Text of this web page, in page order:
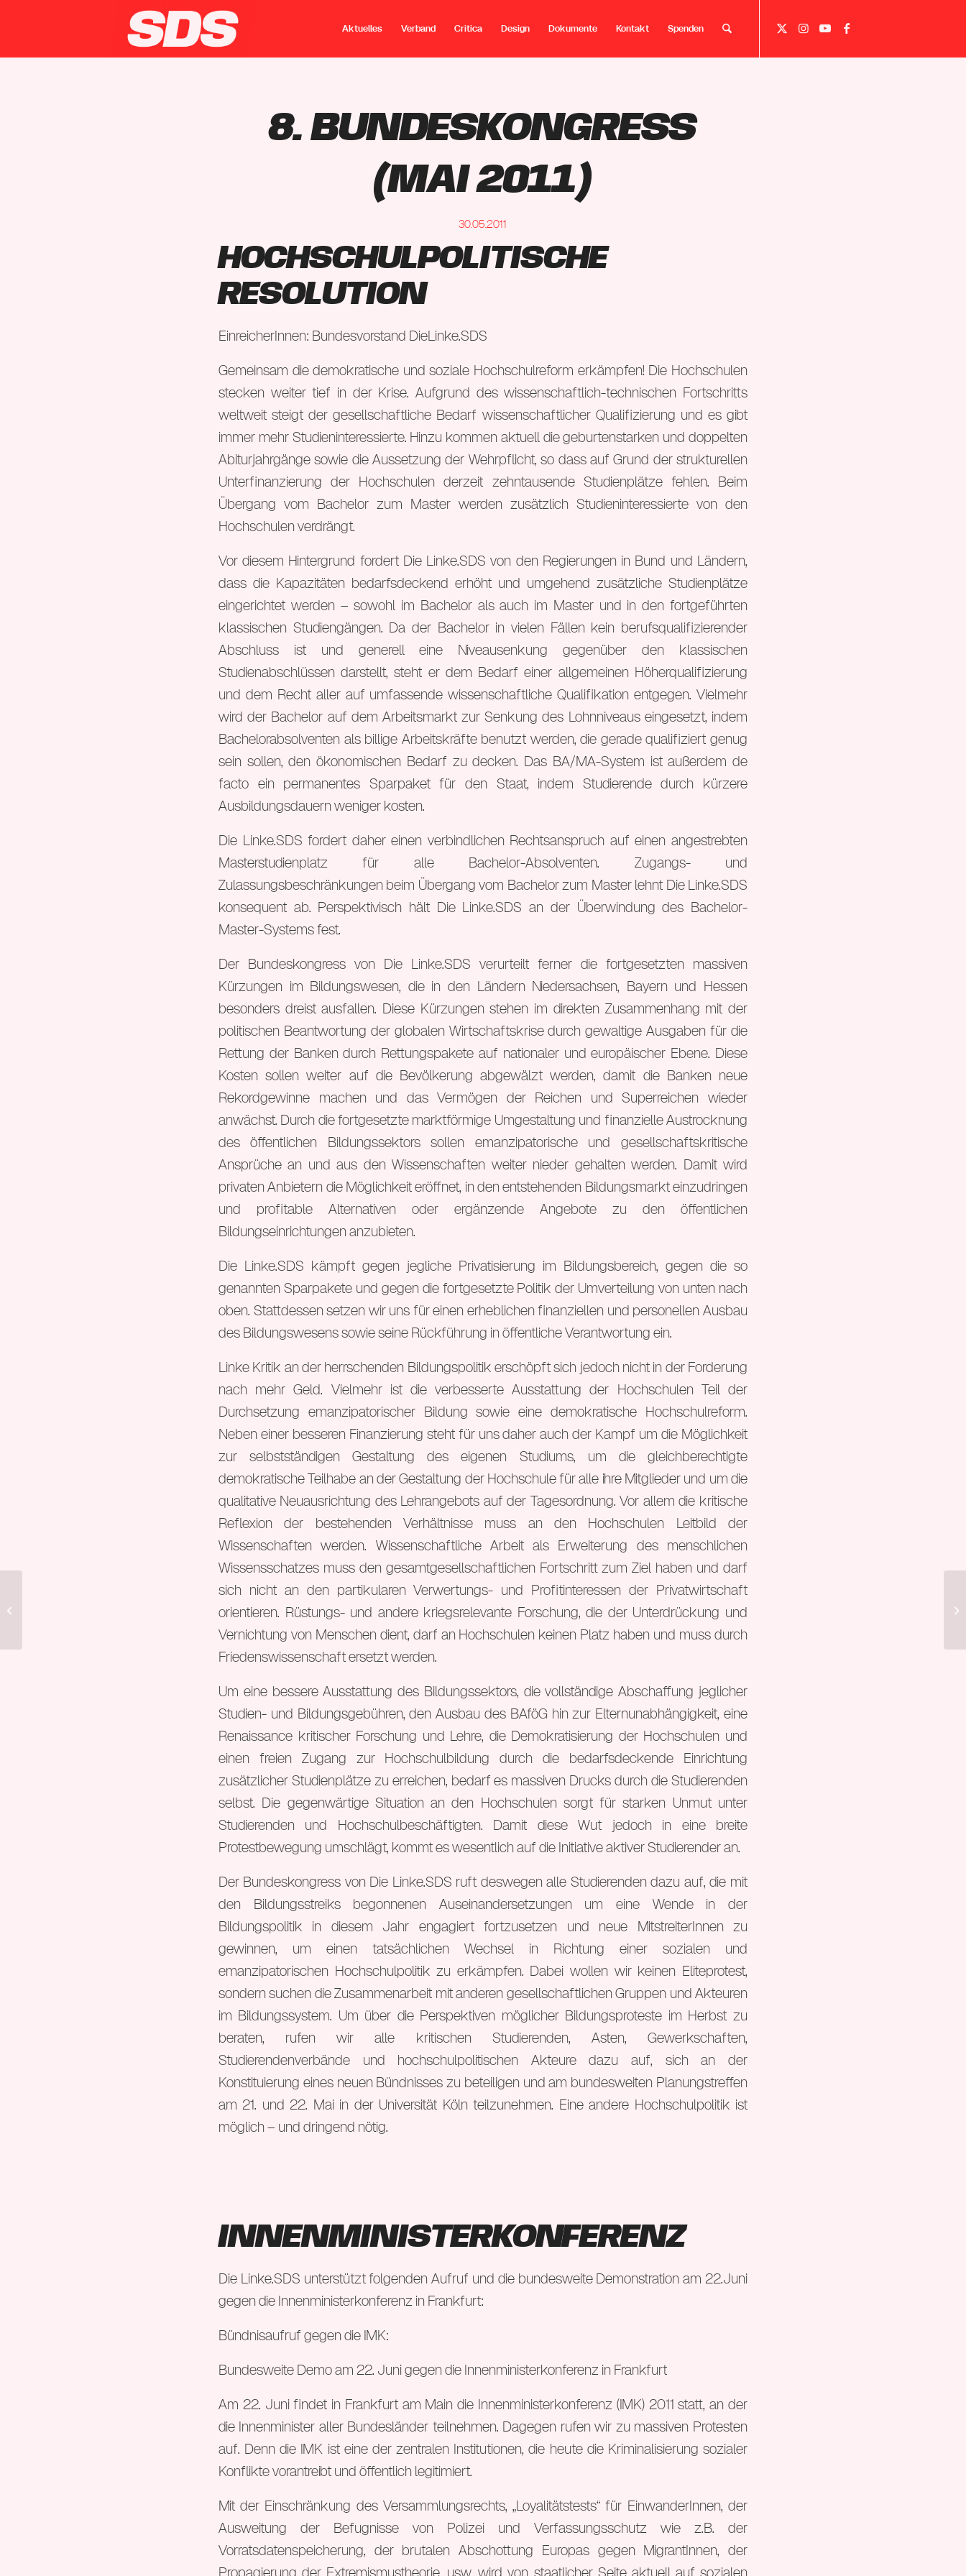
Aktuelles Verband Critica Design Dokumente Kontakt Spenden
8. Bundeskongress
(Mai 2011)
30.05.2011
Hochschulpolitische
Resolution
EinreicherInnen: Bundesvorstand DieLinke.SDS
Gemeinsam die demokratische und soziale Hochschulreform erkämpfen! Die Hochschulen
stecken weiter tief in der Krise. Aufgrund des wissenschaftlich-technischen Fortschritts
weltweit steigt der gesellschaftliche Bedarf wissenschaftlicher Qualifizierung und es gibt
immer mehr Studieninteressierte. Hinzu kommen aktuell die geburtenstarken und doppelten
Abiturjahrgänge sowie die Aussetzung der Wehrpflicht, so dass auf Grund der strukturellen
Unterfinanzierung der Hochschulen derzeit zehntausende Studienplätze fehlen. Beim
Übergang vom Bachelor zum Master werden zusätzlich Studieninteressierte von den
Hochschulen verdrängt.
Vor diesem Hintergrund fordert Die Linke.SDS von den Regierungen in Bund und Ländern,
dass die Kapazitäten bedarfsdeckend erhöht und umgehend zusätzliche Studienplätze
eingerichtet werden – sowohl im Bachelor als auch im Master und in den fortgeführten
klassischen Studiengängen. Da der Bachelor in vielen Fällen kein berufsqualifizierender
Abschluss ist und generell eine Niveausenkung gegenüber den klassischen
Studienabschlüssen darstellt, steht er dem Bedarf einer allgemeinen Höherqualifizierung
und dem Recht aller auf umfassende wissenschaftliche Qualifikation entgegen. Vielmehr
wird der Bachelor auf dem Arbeitsmarkt zur Senkung des Lohnniveaus eingesetzt, indem
Bachelorabsolventen als billige Arbeitskräfte benutzt werden, die gerade qualifiziert genug
sein sollen, den ökonomischen Bedarf zu decken. Das BA/MA-System ist außerdem de
facto ein permanentes Sparpaket für den Staat, indem Studierende durch kürzere
Ausbildungsdauern weniger kosten.
Die Linke.SDS fordert daher einen verbindlichen Rechtsanspruch auf einen angestrebten
Masterstudienplatz für alle Bachelor-Absolventen. Zugangs- und
Zulassungsbeschränkungen beim Übergang vom Bachelor zum Master lehnt Die Linke.SDS
konsequent ab. Perspektivisch hält Die Linke.SDS an der Überwindung des Bachelor-
Master-Systems fest.
Der Bundeskongress von Die Linke.SDS verurteilt ferner die fortgesetzten massiven
Kürzungen im Bildungswesen, die in den Ländern Niedersachsen, Bayern und Hessen
besonders dreist ausfallen. Diese Kürzungen stehen im direkten Zusammenhang mit der
politischen Beantwortung der globalen Wirtschaftskrise durch gewaltige Ausgaben für die
Rettung der Banken durch Rettungspakete auf nationaler und europäischer Ebene. Diese
Kosten sollen weiter auf die Bevölkerung abgewälzt werden, damit die Banken neue
Rekordgewinne machen und das Vermögen der Reichen und Superreichen wieder
anwächst. Durch die fortgesetzte marktförmige Umgestaltung und finanzielle Austrocknung
des öffentlichen Bildungssektors sollen emanzipatorische und gesellschaftskritische
Ansprüche an und aus den Wissenschaften weiter nieder gehalten werden. Damit wird
privaten Anbietern die Möglichkeit eröffnet, in den entstehenden Bildungsmarkt einzudringen
und profitable Alternativen oder ergänzende Angebote zu den öffentlichen
Bildungseinrichtungen anzubieten.
Die Linke.SDS kämpft gegen jegliche Privatisierung im Bildungsbereich, gegen die so
genannten Sparpakete und gegen die fortgesetzte Politik der Umverteilung von unten nach
oben. Stattdessen setzen wir uns für einen erheblichen finanziellen und personellen Ausbau
des Bildungswesens sowie seine Rückführung in öffentliche Verantwortung ein.
Linke Kritik an der herrschenden Bildungspolitik erschöpft sich jedoch nicht in der Forderung
nach mehr Geld. Vielmehr ist die verbesserte Ausstattung der Hochschulen Teil der
Durchsetzung emanzipatorischer Bildung sowie eine demokratische Hochschulreform.
Neben einer besseren Finanzierung steht für uns daher auch der Kampf um die Möglichkeit
zur selbstständigen Gestaltung des eigenen Studiums, um die gleichberechtigte
demokratische Teilhabe an der Gestaltung der Hochschule für alle ihre Mitglieder und um die
qualitative Neuausrichtung des Lehrangebots auf der Tagesordnung. Vor allem die kritische
Reflexion der bestehenden Verhältnisse muss an den Hochschulen Leitbild der
Wissenschaften werden. Wissenschaftliche Arbeit als Erweiterung des menschlichen
Wissensschatzes muss den gesamtgesellschaftlichen Fortschritt zum Ziel haben und darf
sich nicht an den partikularen Verwertungs- und Profitinteressen der Privatwirtschaft
orientieren. Rüstungs- und andere kriegsrelevante Forschung, die der Unterdrückung und
Vernichtung von Menschen dient, darf an Hochschulen keinen Platz haben und muss durch
Friedenswissenschaft ersetzt werden.
Um eine bessere Ausstattung des Bildungssektors, die vollständige Abschaffung jeglicher
Studien- und Bildungsgebühren, den Ausbau des BAföG hin zur Elternunabhängigkeit, eine
Renaissance kritischer Forschung und Lehre, die Demokratisierung der Hochschulen und
einen freien Zugang zur Hochschulbildung durch die bedarfsdeckende Einrichtung
zusätzlicher Studienplätze zu erreichen, bedarf es massiven Drucks durch die Studierenden
selbst. Die gegenwärtige Situation an den Hochschulen sorgt für starken Unmut unter
Studierenden und Hochschulbeschäftigten. Damit diese Wut jedoch in eine breite
Protestbewegung umschlägt, kommt es wesentlich auf die Initiative aktiver Studierender an.
Der Bundeskongress von Die Linke.SDS ruft deswegen alle Studierenden dazu auf, die mit
den Bildungsstreiks begonnenen Auseinandersetzungen um eine Wende in der
Bildungspolitik in diesem Jahr engagiert fortzusetzen und neue MitstreiterInnen zu
gewinnen, um einen tatsächlichen Wechsel in Richtung einer sozialen und
emanzipatorischen Hochschulpolitik zu erkämpfen. Dabei wollen wir keinen Eliteprotest,
sondern suchen die Zusammenarbeit mit anderen gesellschaftlichen Gruppen und Akteuren
im Bildungssystem. Um über die Perspektiven möglicher Bildungsproteste im Herbst zu
beraten, rufen wir alle kritischen Studierenden, Asten, Gewerkschaften,
Studierendenverbände und hochschulpolitischen Akteure dazu auf, sich an der
Konstituierung eines neuen Bündnisses zu beteiligen und am bundesweiten Planungstreffen
am 21. und 22. Mai in der Universität Köln teilzunehmen. Eine andere Hochschulpolitik ist
möglich – und dringend nötig.
Innenministerkonferenz
Die Linke.SDS unterstützt folgenden Aufruf und die bundesweite Demonstration am 22.Juni
gegen die Innenministerkonferenz in Frankfurt:
Bündnisaufruf gegen die IMK:
Bundesweite Demo am 22. Juni gegen die Innenministerkonferenz in Frankfurt
Am 22. Juni findet in Frankfurt am Main die Innenministerkonferenz (IMK) 2011 statt, an der
die Innenminister aller Bundesländer teilnehmen. Dagegen rufen wir zu massiven Protesten
auf. Denn die IMK ist eine der zentralen Institutionen, die heute die Kriminalisierung sozialer
Konflikte vorantreibt und öffentlich legitimiert.
Mit der Einschränkung des Versammlungsrechts, „Loyalitätstests“ für EinwanderInnen, der
Ausweitung der Befugnisse von Polizei und Verfassungsschutz wie z.B. der
Vorratsdatenspeicherung, der brutalen Abschottung Europas gegen MigrantInnen, der
Propagierung der Extremismustheorie, usw. wird von staatlicher Seite aktuell auf sozialen
9.